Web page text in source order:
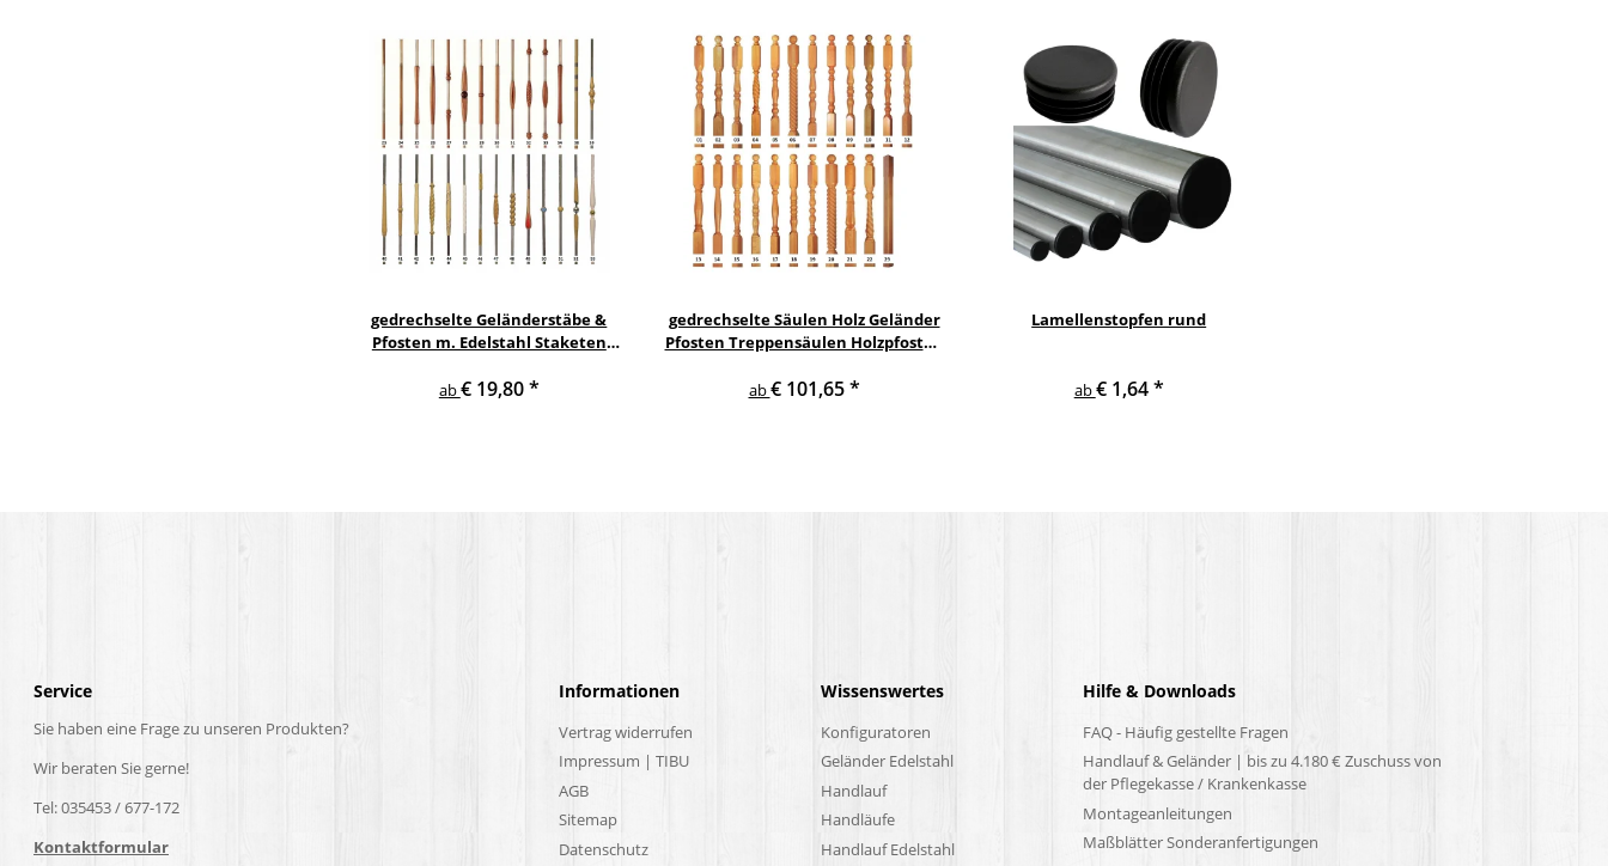
gedrechselte Geländerstäbe &
Pfosten m. Edelstahl Staketen
ab€ 19,80*
gedrechselte Säulen Holz Geländer
Pfosten Treppensäulen Holzpfosten
ab€ 101,65*
Lamellenstopfen rund
ab€ 1,64*
Service
Sie haben eine Frage zu unseren Produkten?
Wir beraten Sie gerne!
Tel: 035453 / 677-172
Kontaktformular
Informationen
Vertrag widerrufen
Impressum | TIBU
AGB
Sitemap
Datenschutz
Wissenswertes
Konfiguratoren
Geländer Edelstahl
Handlauf
Handläufe
Handlauf Edelstahl
Hilfe & Downloads
FAQ - Häufig gestellte Fragen
Handlauf & Geländer | bis zu 4.180 € Zuschuss von
der Pflegekasse / Krankenkasse
Montageanleitungen
Maßblätter Sonderanfertigungen